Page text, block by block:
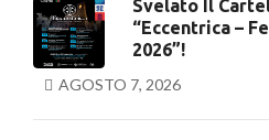
Svelato Il
“Eccentrica –
2026”!
AGOSTO 7, 2026